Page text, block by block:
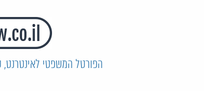
הפורטל המשפטי לאינטרנט,